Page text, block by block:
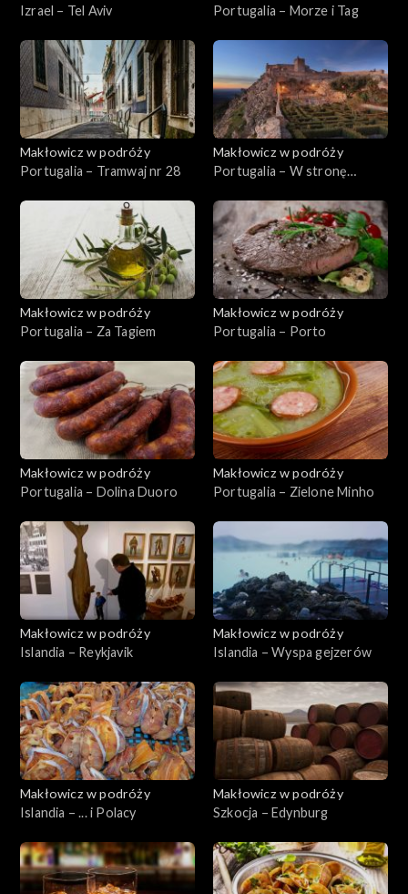
Izrael – Tel Aviv
Portugalia – Morze i Tag
Makłowicz w podróży
Portugalia – Tramwaj nr 28
Makłowicz w podróży
Portugalia – W stronę
Makłowicz w podróży
Portugalia – Za Tagiem
Makłowicz w podróży
Portugalia – Porto
Makłowicz w podróży
Portugalia – Dolina Duoro
Makłowicz w podróży
Portugalia – Zielone Minho
Makłowicz w podróży
Islandia – Reykjavik
Makłowicz w podróży
Islandia – Wyspa gejzerów
Makłowicz w podróży
Islandia – ... i Polacy
Makłowicz w podróży
Szkocja – Edynburg